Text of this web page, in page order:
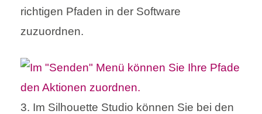
richtigen Pfaden in der Software
zuzuordnen.
3. Im Silhouette Studio können Sie bei den